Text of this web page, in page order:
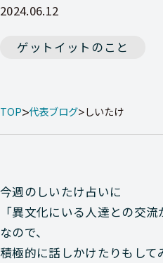
2024.06.12
ゲットイットのこと
TOP 代表ブログ しいたけ
今週のしいたけ占いに
「異文化にいる人達との交
なので、
積極的に話しかけたりもして